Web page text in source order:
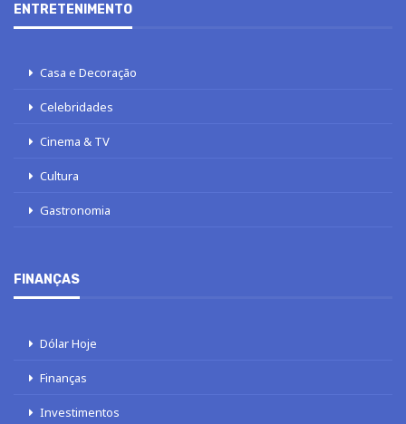
ENTRETENIMENTO
Casa e Decoração
Celebridades
Cinema & TV
Cultura
Gastronomia
FINANÇAS
Dólar Hoje
Finanças
Investimentos